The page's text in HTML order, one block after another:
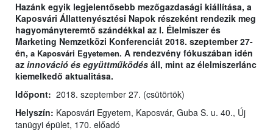
Hazánk egyik legjelentősebb mezőgazdasági kiállítása, a
Kaposvári Állattenyésztési Napok részeként rendezik meg
hagyományteremtő szándékkal az I. Élelmiszer és
Marketing Nemzetközi Konferenciát 2018. szeptember 27-
én, a Kaposvári Egyetemen. A rendezvény fókuszában idén
az innováció és együttműködés áll, mint az élelmiszerlánc
kiemelkedő aktualitása.
Időpont: 2018. szeptember 27. (csütörtök)
Helyszín: Kaposvári Egyetem, Kaposvár, Guba S. u. 40., Új
tanügyi épület, 170. előadó